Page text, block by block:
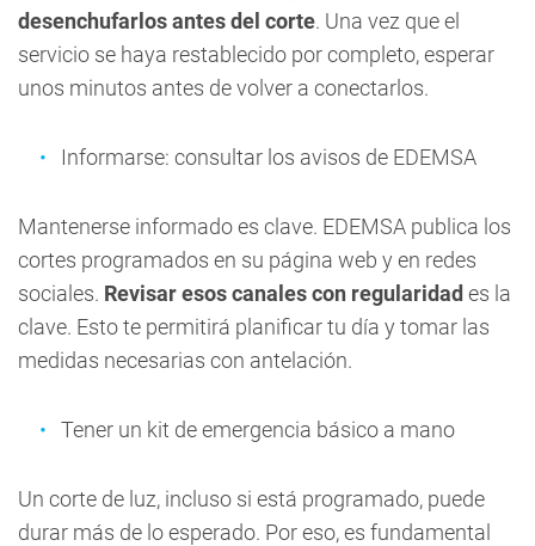
desenchufarlos antes del corte. Una vez que el
servicio se haya restablecido por completo, esperar
unos minutos antes de volver a conectarlos.
Informarse: consultar los avisos de EDEMSA
Mantenerse informado es clave. EDEMSA publica los
cortes programados en su página web y en redes
sociales. Revisar esos canales con regularidad es la
clave. Esto te permitirá planificar tu día y tomar las
medidas necesarias con antelación.
Tener un kit de emergencia básico a mano
Un corte de luz, incluso si está programado, puede
durar más de lo esperado. Por eso, es fundamental